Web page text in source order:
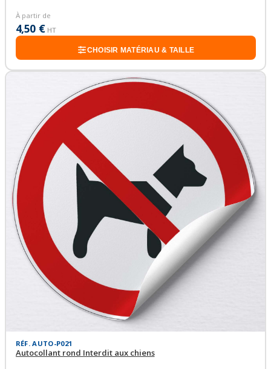
À partir de
4,50 € HT
CHOISIR MATÉRIAU & TAILLE
RÉF. AUTO-P021
Autocollant rond Interdit aux chiens